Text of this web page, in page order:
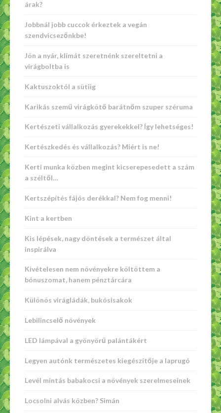
árak?
Jobbnál jobb cuccok érkeztek a vegán
szendvicsezőnkbe!
Jön a nyár, klímát szeretnénk szereltetni a
virágboltba is
Kaktuszoktól a sütiig
Karikás szemű virágkötő barátnőm szuper széruma
Kertészeti vállalkozás gyerekekkel? Így lehetséges!
Kertészkedés és vállalkozás? Miért is ne!
Kerti munka közben megint kicserepesedett a szám
a széltől…
Kertszépítés fájós derékkal? Nem fog menni!
Kint a kertben
Kis lépések, nagy döntések a természet által
inspirálva
Kivételesen nem növényekre költöttem a
bónuszomat, hanem pénztárcára
Különös virágládák, bukósisakok
Lebilincselő növények
LED lámpával a gyönyörű palántákért
Legyen autónk természetes kiegészítője a laprugó
Levél mintás babakocsi a növények szerelmeseinek
Locsolni alvás közben? Simán